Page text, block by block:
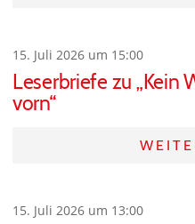
15. Juli 2026 um 15:00
Leserbriefe zu „Kein
vorn“
15. Juli 2026 um 13:00